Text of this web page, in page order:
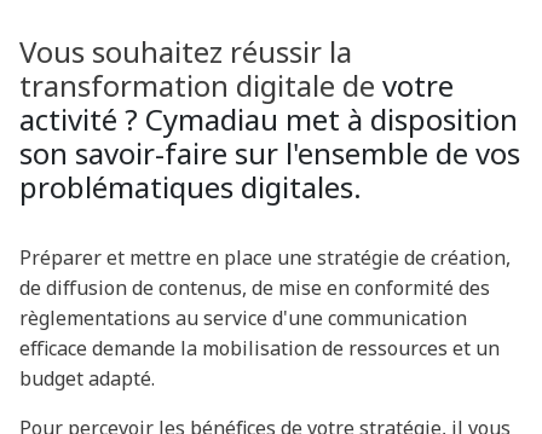
Vous souhaitez réussir la
transformation digitale de votre
activité ? Cymadiau met à disposition
son savoir-faire sur l'ensemble de vos
problématiques digitales.
Préparer et mettre en place une stratégie de création,
de diffusion de contenus, de mise en conformité des
règlementations au service d'une communication
efficace demande la mobilisation de ressources et un
budget adapté.
Pour percevoir les bénéfices de votre stratégie, il vous